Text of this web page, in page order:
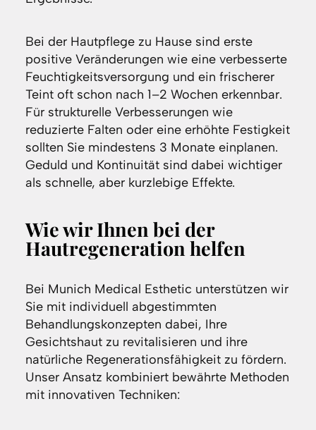
Bei der Hautpflege zu Hause sind erste
positive Veränderungen wie eine verbesserte
Feuchtigkeitsversorgung und ein frischerer
Teint oft schon nach 1–2 Wochen erkennbar.
Für strukturelle Verbesserungen wie
reduzierte Falten oder eine erhöhte Festigkeit
sollten Sie mindestens 3 Monate einplanen.
Geduld und Kontinuität sind dabei wichtiger
als schnelle, aber kurzlebige Effekte.
Wie wir Ihnen bei der
Hautregeneration helfen
Bei Munich Medical Esthetic unterstützen wir
Sie mit individuell abgestimmten
Behandlungskonzepten dabei, Ihre
Gesichtshaut zu revitalisieren und ihre
natürliche Regenerationsfähigkeit zu fördern.
Unser Ansatz kombiniert bewährte Methoden
mit innovativen Techniken: